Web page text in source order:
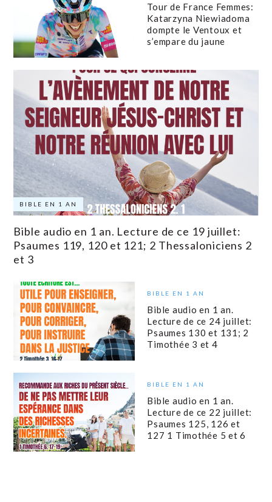
Tour de France Femmes:
Katarzyna Niewiadoma
dompte le Ventoux et
s’empare du jaune
BIBLE EN 1 AN
Bible audio en 1 an. Lecture de ce 19 juillet:
Psaumes 119, 120 et 121; 2 Thessaloniciens 2
et 3
BIBLE EN 1 AN
Bible audio en 1 an.
Lecture de ce 24 juillet:
Psaumes 130 et 131; 2
Timothée 3 et 4
BIBLE EN 1 AN
Bible audio en 1 an.
Lecture de ce 22 juillet:
Psaumes 125, 126 et
127 1 Timothée 5 et 6